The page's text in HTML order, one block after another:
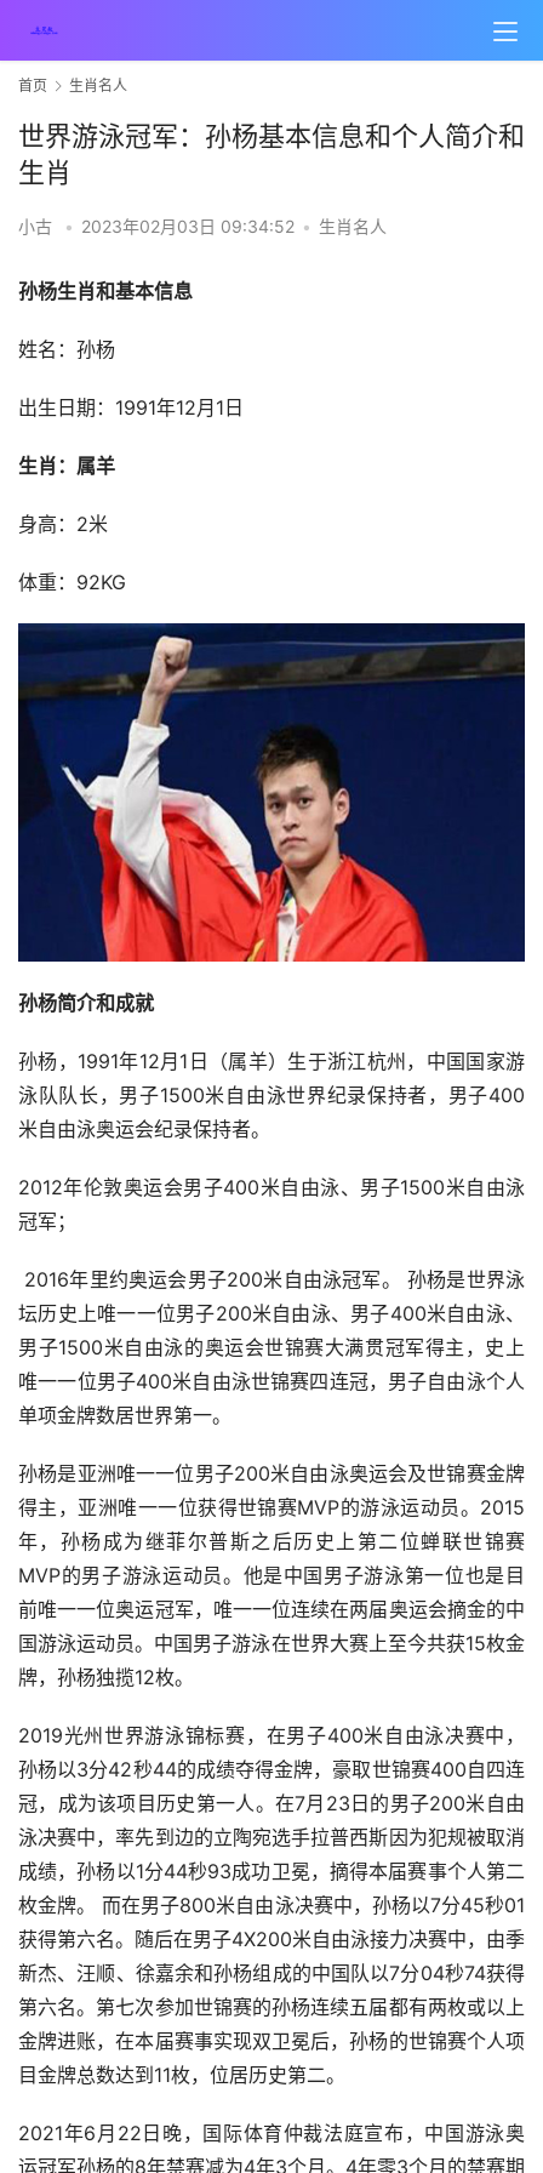
首页 生肖名人
世界游泳冠军：孙杨基本信息和个人简介和
生肖
小古 • 2023年02月03日 09:34:52 • 生肖名人
孙杨生肖和基本信息
姓名：孙杨
出生日期： 1991年12月1日
生肖：属羊
身高：2米
体重：92KG
孙杨简介和成就
孙杨，1991年12月1日（属羊）生于浙江杭州，中国国家游
泳队队长，男子1500米自由泳世界纪录保持者，男子400
米自由泳奥运会纪录保持者。
2012年伦敦奥运会男子400米自由泳、男子1500米自由泳
冠军；
2016年里约奥运会男子200米自由泳冠军。 孙杨是世界泳
坛历史上唯一一位男子200米自由泳、男子400米自由泳、
男子1500米自由泳的奥运会世锦赛大满贯冠军得主，史上
唯一一位男子400米自由泳世锦赛四连冠，男子自由泳个人
单项金牌数居世界第一。
孙杨是亚洲唯一一位男子200米自由泳奥运会及世锦赛金牌
得主，亚洲唯一一位获得世锦赛MVP的游泳运动员。2015
年，孙杨成为继菲尔普斯之后历史上第二位蝉联世锦赛
MVP的男子游泳运动员。他是中国男子游泳第一位也是目
前唯一一位奥运冠军，唯一一位连续在两届奥运会摘金的中
国游泳运动员。中国男子游泳在世界大赛上至今共获15枚金
牌，孙杨独揽12枚。
2019光州世界游泳锦标赛，在男子400米自由泳决赛中，
孙杨以3分42秒44的成绩夺得金牌，豪取世锦赛400自四连
冠，成为该项目历史第一人。在7月23日的男子200米自由
泳决赛中，率先到边的立陶宛选手拉普西斯因为犯规被取消
成绩，孙杨以1分44秒93成功卫冕，摘得本届赛事个人第二
枚金牌。 而在男子800米自由泳决赛中，孙杨以7分45秒01
获得第六名。随后在男子4X200米自由泳接力决赛中，由季
新杰、汪顺、徐嘉余和孙杨组成的中国队以7分04秒74获得
第六名。第七次参加世锦赛的孙杨连续五届都有两枚或以上
金牌进账，在本届赛事实现双卫冕后，孙杨的世锦赛个人项
目金牌总数达到11枚，位居历史第二。
2021年6月22日晚，国际体育仲裁法庭宣布，中国游泳奥
运冠军孙杨的8年禁赛减为4年3个月。4年零3个月的禁赛期